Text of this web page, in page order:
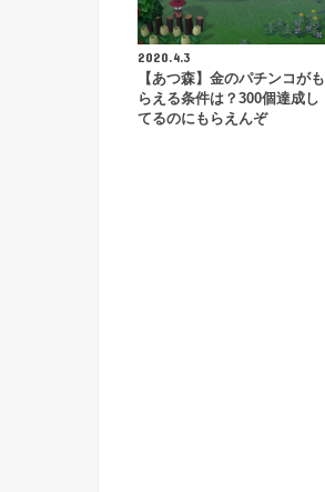
2020.4.3
【あつ森】金のパチンコがも
らえる条件は？300個達成し
てるのにもらえんぞ